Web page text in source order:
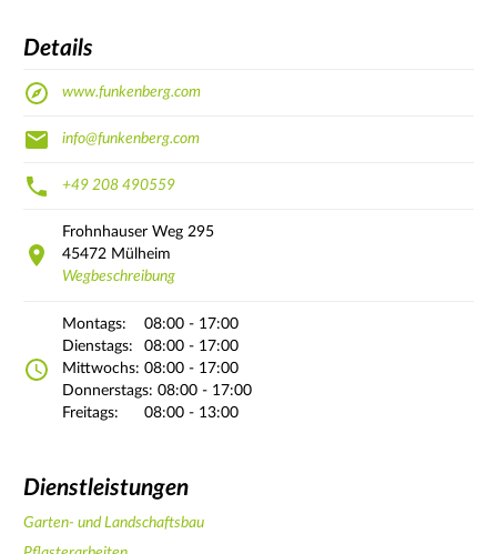
Details
www.funkenberg.com
info@funkenberg.com
+49 208 490559
Frohnhauser Weg 295
45472 Mülheim
Wegbeschreibung
Montags:
08:00 - 17:00
Dienstags:
08:00 - 17:00
Mittwochs: 08:00 - 17:00
Donnerstags: 08:00 - 17:00
Freitags:
08:00 - 13:00
Dienstleistungen
Garten- und Landschaftsbau